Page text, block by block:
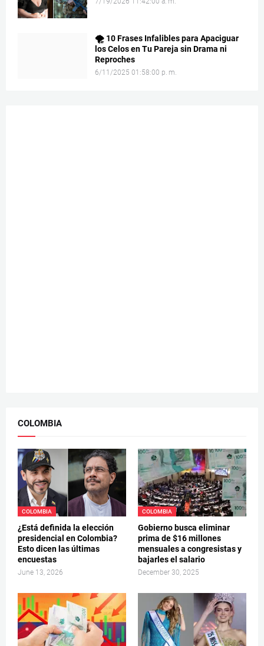
🌪️ 10 Frases Infalibles para Apaciguar
los Celos en Tu Pareja sin Drama ni
Reproches
6/11/2025 01:58:00 p. m.
COLOMBIA
COLOMBIA
¿Está definida la elección
presidencial en Colombia?
Esto dicen las últimas
encuestas
June 13, 2026
COLOMBIA
Gobierno busca eliminar
prima de $16 millones
mensuales a congresistas y
bajarles el salario
December 30, 2025